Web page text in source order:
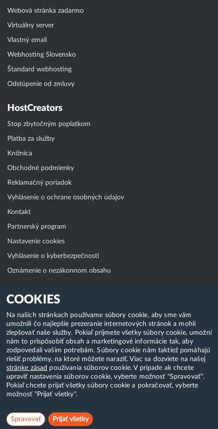
COOKIES
Na našich stránkach používame súbory cookie, aby sme vám
umožnili čo najlepšie prezeranie internetových stránok a mohli
zlepšovať naše služby. Pokiaľ prijmete všetky súbory cookie, umožní
nám to prispôsobiť obsah a marketingové informácie tak, aby
zodpovedali vašim potrebám. Súbory cookie nám taktiež pomáhajú
riešiť problémy, na ktoré môžete naraziť. Viac sa dozviete na našej
stránke zásad používania súborov cookie. V prípade ak chcete
upraviť nastavenia súborov cookie, vyberte možnosť "Spravovať".
Pokiaľ chcete prijať všetky súbory cookie a pokračovať, vyberte
možnosť "Prijať všetky".
Spravovať Prijať všetky
Webová stránka zadarmo
Virtuálny server
Vlastný email
Webhosting Slovensko
Štandard webhosting
Odstúpenie od zmluvy
HostCreators
Stop zbytočným poplatkom
Platba za služby
Knižnica
Obchodné podmienky
Reklamačný poriadok
Vyhlásenie o ochrane osobných údajov
Kontakt
Partnerský program
Nastavenie cookies
Vyhlásenie o kyberbezpečnosti
Oznámenie o nezákonnom obsahu
Klientská zóna
WebAdmin
WebMail
Zmena hesla (E-mail, FTP, SSH)
Webhosting
Domény
Copyright & 2018-2026 HostCreators. Všetky práva vyhradené